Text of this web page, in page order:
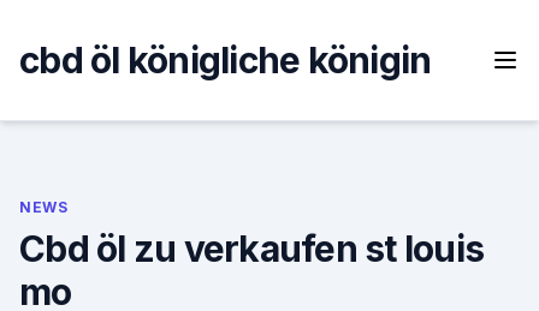
content
cbd öl königliche königin
NEWS
Cbd öl zu verkaufen st louis
mo